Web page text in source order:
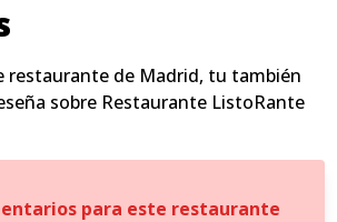
restaurante de Madrid, tu también
sobre Restaurante ListoRante
para este restaurante